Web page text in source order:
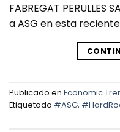
FABREGAT PERULLES
a ASG en esta
Publicado en Economic
Etiquetado #ASG,